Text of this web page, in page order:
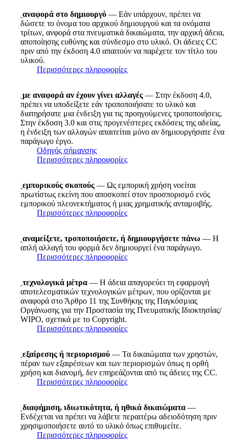
αναφορά στο δημιουργό — Εάν υπάρχουν, πρέπει να
δώσετε το όνομα του αρχικού δημιουργού και τα ονόματα
τρίτων, ανφορά στα πνευματικά δικαιώματα, την αρχική άδεια,
αποποίησης ευθύνης και σύνδεσμο στο υλικό. Οι άδειες CC
πριν από την έκδοση 4.0 απαιτούν να παρέχετε τον τίτλο του
υλικού.
Περισσότερες πληροφορίες
με αναφορά αν έχουν γίνει αλλαγές — Στην έκδοση 4.0,
πρέπει να υποδείξετε εάν τροποποιήσατε το υλικό και
διατηρήσατε μια ένδειξη για τις προηγούμενες τροποποιήσεις.
Στην έκδοση 3.0 και στις προγενέστερες εκδόσεις της αδείας,
η ένδειξη των αλλαγών απαιτείται μόνο αν δημιουργήσατε ένα
παράγωγο έργο.
Οδηγός σήμανσης
Περισσότερες πληροφορίες
εμπορικούς σκοπούς — Ως εμπορική χρήση νοείται
πρωτίστως εκείνη που αποσκοπεί στον προσπορισμό ενός
εμπορικού πλεονεκτήματος ή μιας χρηματικής ανταμοιβής.
Περισσότερες πληροφορίες
αναμείξετε, τροποποιήσετε, ή δημιουργήσετε πάνω — Η
απλή αλλαγή του φορμά δεν δημιουργεί ένα παράγωγο.
Περισσότερες πληροφορίες
τεχνολογικά μέτρα — Η άδεια απαγορεύει τη εφαρμογή
αποτελεσματικών τεχνολογικών μέτρων, που ορίζονται με
αναφορά στο Άρθρο 11 της Συνθήκης της Παγκόσμιας
Οργάνωσης για την Προστασία της Πνευματικής Ιδιοκτησίας/
WIPO, σχετικά με το Copyright.
Περισσότερες πληροφορίες
εξαίρεσης ή περιορισμού — Τα δικαιώματα των χρηστών,
πέραν των εξαιρέσεων και των περιορισμών όπως η ορθή
χρήση και διανομή, δεν επηρεάζονται από τις άδειες της CC.
Περισσότερες πληροφορίες
διαφήμιση, ιδιωτικότητα, ή ηθικά δικαιώματα —
Ενδέχεται να πρέπει να λάβετε περαιτέρω αδειοδότηση πριν
χρησιμοποιήσετε αυτό το υλικό όπως επιθυμείτε.
Περισσότερες πληροφορίες